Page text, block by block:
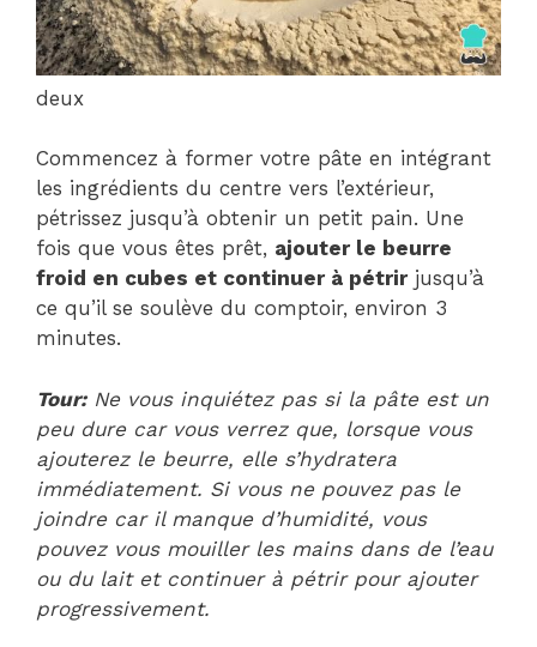
deux
Commencez à former votre pâte en intégrant
les ingrédients du centre vers l’extérieur,
pétrissez jusqu’à obtenir un petit pain. Une
fois que vous êtes prêt, ajouter le beurre
froid en cubes et continuer à pétrirjusqu’à
ce qu’il se soulève du comptoir, environ 3
minutes.
Tour:Ne vous inquiétez pas si la pâte est un
peu dure car vous verrez que, lorsque vous
ajouterez le beurre, elle s’hydratera
immédiatement. Si vous ne pouvez pas le
joindre car il manque d’humidité, vous
pouvez vous mouiller les mains dans de l’eau
ou du lait et continuer à pétrir pour ajouter
progressivement.